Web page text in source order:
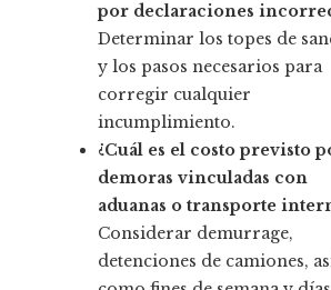
por declaraciones
Determinar los topes de
y los pasos necesarios para
corregir cualquier
incumplimiento.
¿Cuál es el costo previsto
demoras vinculadas con
aduanas o transporte
Considerar demurrage,
detenciones de camiones,